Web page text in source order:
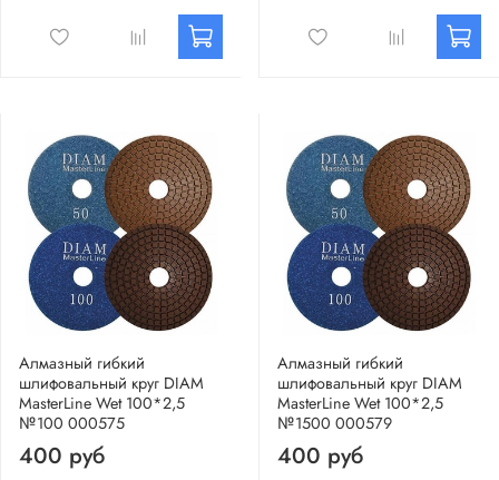
Алмазный гибкий
шлифовальный круг DIAM
MasterLine Wet 100*2,5
№100 000575
400 руб
Алмазный гибкий
шлифовальный круг DIAM
MasterLine Wet 100*2,5
№1500 000579
400 руб